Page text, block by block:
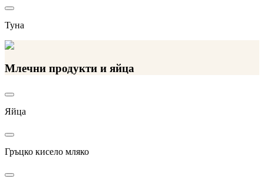
Туна
Млечни продукти и яйца
Яйца
Гръцко кисело мляко